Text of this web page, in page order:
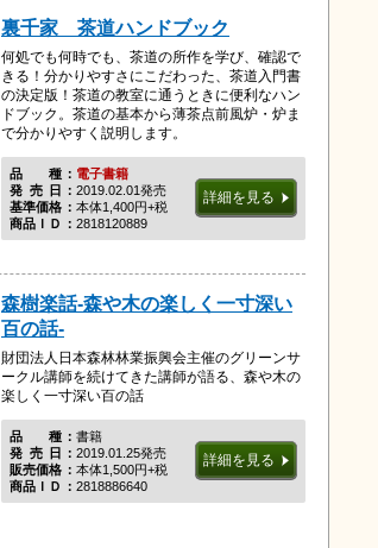
裏千家 茶道ハンドブック
何処でも何時でも、茶道の所作を学び、確認で
きる！分かりやすさにこだわった、茶道入門書
の決定版！茶道の教室に通うときに便利なハン
ドブック。茶道の基本から薄茶点前風炉・炉ま
で分かりやすく説明します。
品種電子書籍
発売日 2019.02.01発売
基準価格
本体1,400円+税
商品ＩＤ
2818120889
詳細を見る
森樹楽話-森や木の楽しく一寸深い
百の話-
財団法人日本森林林業振興会主催のグリーンサ
ークル講師を続けてきた講師が語る、森や木の
楽しく一寸深い百の話
品種書籍
発売日 2019.01.25発売
販売価格
本体1,500円+税
商品ＩＤ
2818886640
詳細を見る